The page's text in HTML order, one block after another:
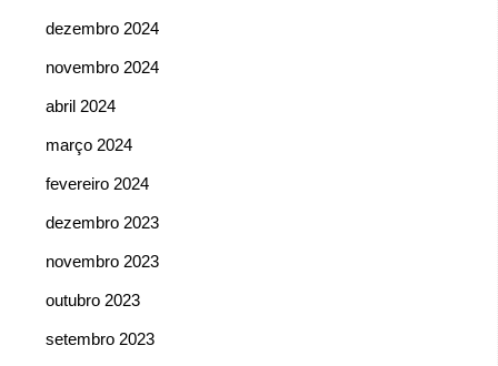
dezembro 2024
novembro 2024
abril 2024
março 2024
fevereiro 2024
dezembro 2023
novembro 2023
outubro 2023
setembro 2023